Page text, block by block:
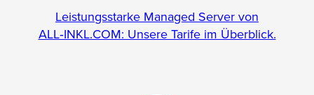
Leistungsstarke Managed Server von
ALL‑INKL.COM: Unsere Tarife im Überblick.